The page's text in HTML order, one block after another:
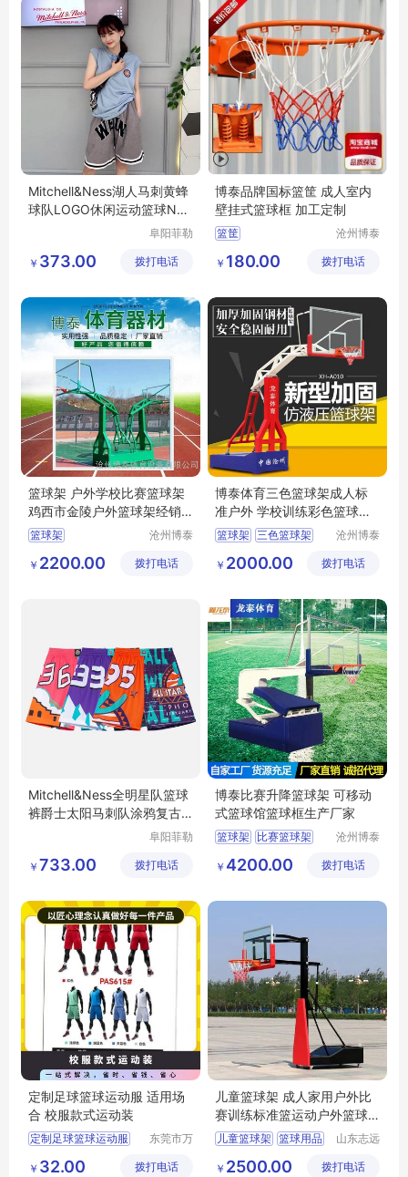
Mitchell&Ness湖人马刺黄蜂
球队LOGO休闲运动篮球NBA
阜阳菲勒
公司
￥ 373.00 拨打电话
博泰品牌国标篮筐 成人室内
壁挂式篮球框 加工定制
篮筐
沧州博泰
有限公司
￥ 180.00 拨打电话
篮球架 户外学校比赛篮球架
鸡西市金陵户外篮球架经销
商
篮球架
沧州博泰
有限公司
￥ 2200.00 拨打电话
博泰体育三色篮球架成人标
准户外 学校训练彩色篮球架
子篮球框
篮球架 三色篮球架
博泰篮球架
沧州博泰
有限公司
￥ 2000.00 拨打电话
Mitchell&Ness全明星队篮球
裤爵士太阳马刺队涂鸦复古
阜阳菲勒
公司
￥ 733.00 拨打电话
博泰比赛升降篮球架 可移动
式篮球馆篮球框生产厂家
篮球架 比赛篮球架
移动篮球框
沧州博泰
有限公司
￥ 4200.00 拨打电话
定制足球篮球运动服 适用场
合 校服款式运动装
定制足球篮球运动服
东莞市万
衣厂
￥ 32.00 拨打电话
儿童篮球架 成人家用户外比
赛训练标准篮运动户外篮球
用品
儿童篮球架 篮球用品
山东志远
有限公司
￥ 2500.00 拨打电话